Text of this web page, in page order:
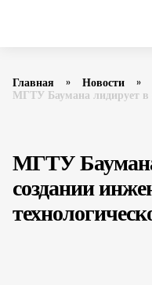
Главная
Новости
МГТУ
создании